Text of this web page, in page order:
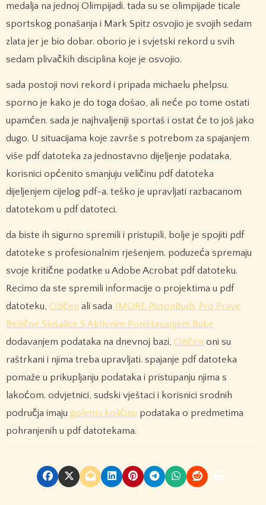
medalja na jednoj Olimpijadi. tada su se olimpijade ticale
sportskog ponašanja i Mark Spitz osvojio je svojih sedam
zlata jer je bio dobar. oborio je i svjetski rekord u svih
sedam plivačkih disciplina koje je osvojio.
sada postoji novi rekord i pripada michaelu phelpsu.
sporno je kako je do toga došao, ali neće po tome ostati
upamćen. sada je najhvaljeniji sportaš i ostat će to još jako
dugo. U situacijama koje završe s potrebom za spajanjem
više pdf datoteka za jednostavno dijeljenje podataka,
korisnici općenito smanjuju veličinu pdf datoteka
dijeljenjem cijelog pdf-a. teško je upravljati razbacanom
datotekom u pdf datoteci.
da biste ih sigurno spremili i pristupili, bolje je spojiti pdf
datoteke s profesionalnim rješenjem. poduzeća spremaju
svoje kritične podatke u Adobe Acrobat pdf datoteku.
Recimo da ste spremili informacije o projektima u pdf
datoteku, Ožičen ali sada 1MORE PistonBuds Pro Prave
Bežične Slušalice S Aktivnim Poništavanjem Buke
dodavanjem podataka na dnevnoj bazi, Ožičen oni su
raštrkani i njima treba upravljati. spajanje pdf datoteka
pomaže u prikupljanju podataka i pristupanju njima s
lakoćom. odvjetnici, sudski vještaci i korisnici srodnih
područja imaju golemu količinu podataka o predmetima
pohranjenih u pdf datotekama.